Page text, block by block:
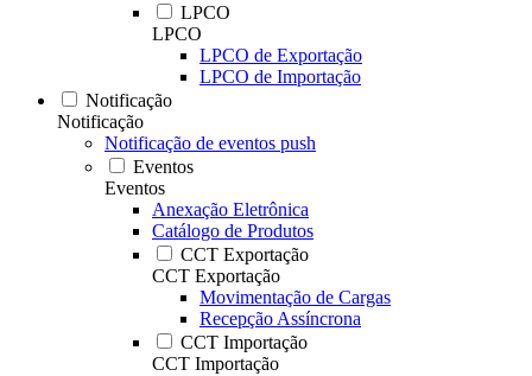
LPCO
LPCO
LPCO de Exportação
LPCO de Importação
Notificação
Notificação
Notificação de eventos push
Eventos
Eventos
Anexação Eletrônica
Catálogo de Produtos
CCT Exportação
CCT Exportação
Movimentação de Cargas
Recepção Assíncrona
CCT Importação
CCT Importação